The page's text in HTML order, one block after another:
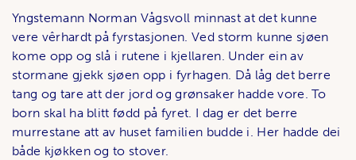
Yngstemann Norman Vågsvoll minnast at det kunne
vere vêrhardt på fyrstasjonen. Ved storm kunne sjøen
kome opp og slå i rutene i kjellaren. Under ein av
stormane gjekk sjøen opp i fyrhagen. Då låg det berre
tang og tare att der jord og grønsaker hadde vore. To
born skal ha blitt fødd på fyret. I dag er det berre
murrestane att av huset familien budde i. Her hadde dei
både kjøkken og to stover.